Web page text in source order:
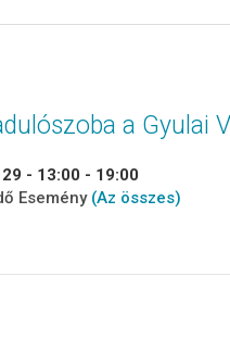
a Gyulai
- 13:00 - 19:00
Esemény (Az összes)